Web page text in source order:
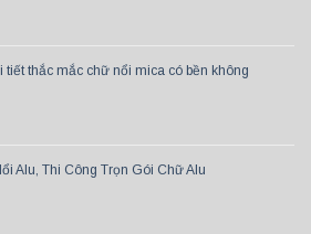
tiết thắc mắc chữ nổi mica có bền không
Alu, Thi Công Trọn Gói Chữ Alu